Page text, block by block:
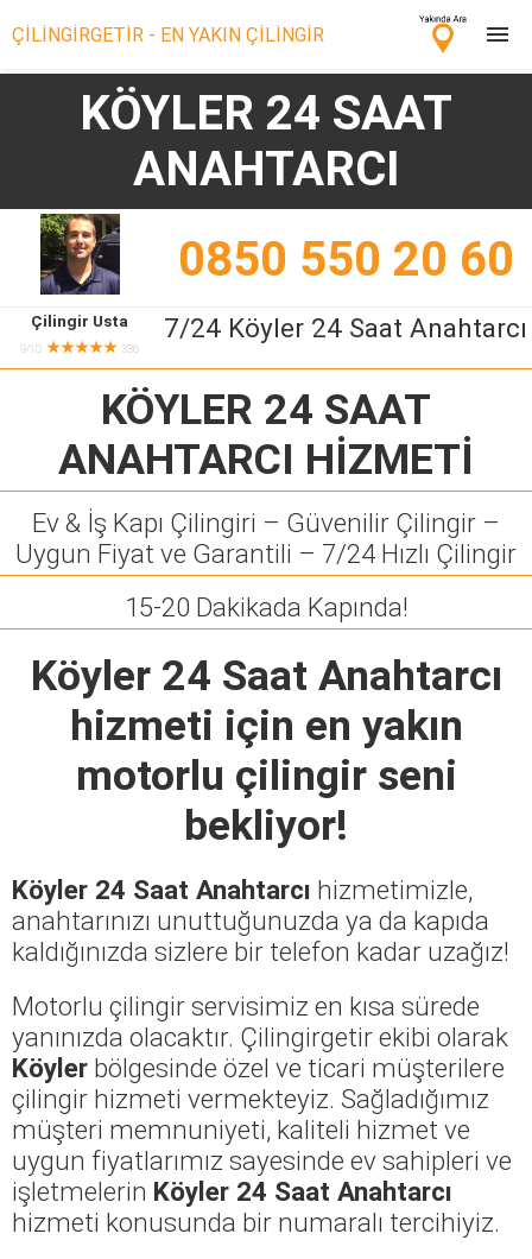
ÇİLİNGİRGETİR - EN YAKIN ÇİLİNGİR
Çilingir Ara
Çilingir misin? Bize Katıl!
KÖYLER 24 SAAT
ANAHTARCI
0850 550 20 60
Çilingir Usta
9/10 ★★★★★336
7/24 Köyler 24 Saat Anahtarcı
KÖYLER 24 SAAT
ANAHTARCI HİZMETİ
Ev & İş Kapı Çilingiri – Güvenilir Çilingir –
Uygun Fiyat ve Garantili – 7/24 Hızlı Çilingir
15-20 Dakikada Kapında!
Köyler 24 Saat Anahtarcı
hizmeti için en yakın
motorlu çilingir seni
bekliyor!
Köyler 24 Saat Anahtarcı hizmetimizle,
anahtarınızı unuttuğunuzda ya da kapıda
kaldığınızda sizlere bir telefon kadar uzağız!
Motorlu çilingir servisimiz en kısa sürede
yanınızda olacaktır. Çilingirgetir ekibi olarak
Köyler bölgesinde özel ve ticari müşterilere
çilingir hizmeti vermekteyiz. Sağladığımız
müşteri memnuniyeti, kaliteli hizmet ve
uygun fiyatlarımız sayesinde ev sahipleri ve
işletmelerin Köyler 24 Saat Anahtarcı
hizmeti konusunda bir numaralı tercihiyiz.